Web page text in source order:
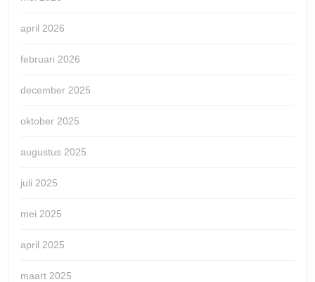
april 2026
februari 2026
december 2025
oktober 2025
augustus 2025
juli 2025
mei 2025
april 2025
maart 2025